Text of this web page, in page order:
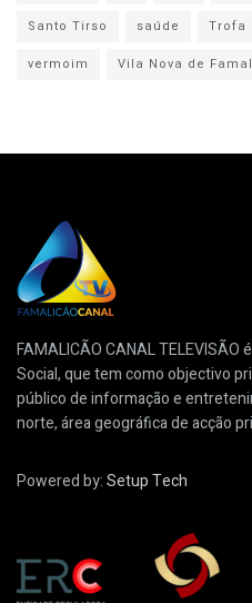
Santo Tirso
saúde Trofa
vermoim
Vila Nova de
FAMALICÃO CANAL TELEVISÃO
Social, que tem como objectivo
público de informação e
norte, área geográfica de acção
Powered by:Setup Tech